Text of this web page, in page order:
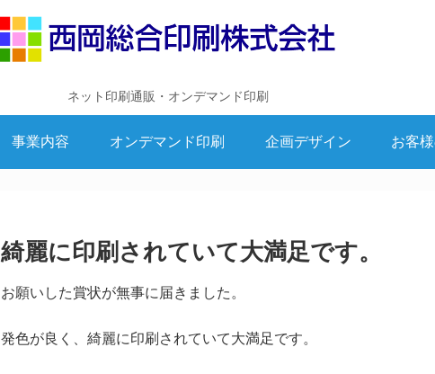
ネット印刷通販・オンデマンド印刷
事業内容 オンデマンド印刷 企画デザイン お客
綺麗に印刷されていて大満足です。
お願いした賞状が無事に届きました。
発色が良く、綺麗に印刷されていて大満足です。